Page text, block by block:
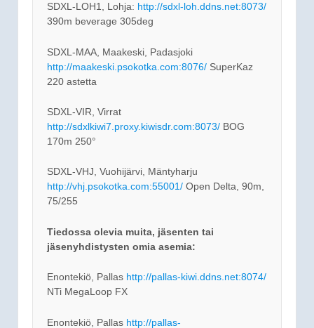
SDXL-LOH1, Lohja: http://sdxl-loh.ddns.net:8073/
390m beverage 305deg
SDXL-MAA, Maakeski, Padasjoki
http://maakeski.psokotka.com:8076/ SuperKaz
220 astetta
SDXL-VIR, Virrat
http://sdxlkiwi7.proxy.kiwisdr.com:8073/ BOG
170m 250°
SDXL-VHJ, Vuohijärvi, Mäntyharju
http://vhj.psokotka.com:55001/ Open Delta, 90m,
75/255
Tiedossa olevia muita, jäsenten tai
jäsenyhdistysten omia asemia:
Enontekiö, Pallas http://pallas-kiwi.ddns.net:8074/
NTi MegaLoop FX
Enontekiö, Pallas http://pallas-